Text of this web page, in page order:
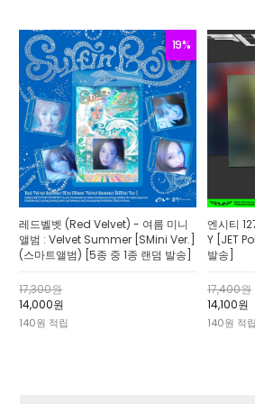
19%
레드벨벳 (Red Velvet) - 여름 미니
앨범 : Velvet Summer [SMini Ver.]
(스마트앨범) [5종 중 1종 랜덤 발송]
17,300원
14,000원
140원 적립
엔시티
Y [JET
발송]
17,400원
14,100원
140원 적립